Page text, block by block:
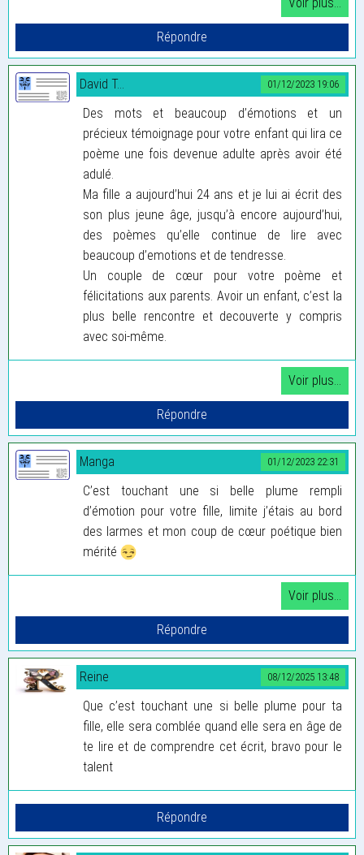
01/12/2023 19:06
David T...
Des mots et beaucoup d’émotions et un
précieux témoignage pour votre enfant qui lira ce
poème une fois devenue adulte après avoir été
adulé.
Ma fille a aujourd’hui 24 ans et je lui ai écrit des
son plus jeune âge, jusqu’à encore aujourd’hui,
des poèmes qu’elle continue de lire avec
beaucoup d’emotions et de tendresse.
Un couple de cœur pour votre poème et
félicitations aux parents. Avoir un enfant, c’est la
plus belle rencontre et decouverte y compris
avec soi-même.
01/12/2023 22:31
Manga
C’est touchant une si belle plume rempli
d’émotion pour votre fille, limite j’étais au bord
des larmes et mon coup de cœur poétique bien
mérité
08/12/2025 13:48
Reine
Que c’est touchant une si belle plume pour ta
fille, elle sera comblée quand elle sera en âge de
te lire et de comprendre cet écrit, bravo pour le
talent